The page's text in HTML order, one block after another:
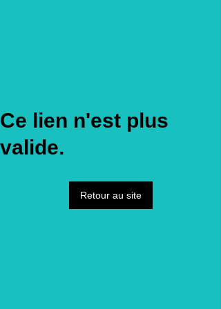
Ce lien n'est plus
valide.
Retour au site